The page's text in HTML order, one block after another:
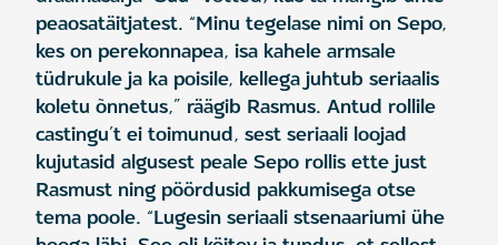
peaosatäitjatest. “Minu tegelase nimi on Sepo,
kes on perekonnapea, isa kahele armsale
tüdrukule ja ka poisile, kellega juhtub seriaalis
koletu õnnetus,” räägib Rasmus. Antud rollile
castingu’t ei toimunud, sest seriaali loojad
kujutasid algusest peale Sepo rollis ette just
Rasmust ning pöördusid pakkumisega otse
tema poole. “Lugesin seriaali stsenaariumi ühe